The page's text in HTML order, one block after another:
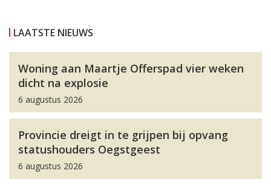
LAATSTE NIEUWS
Woning aan Maartje Offerspad vier weken
dicht na explosie
6 augustus 2026
Provincie dreigt in te grijpen bij opvang
statushouders Oegstgeest
6 augustus 2026